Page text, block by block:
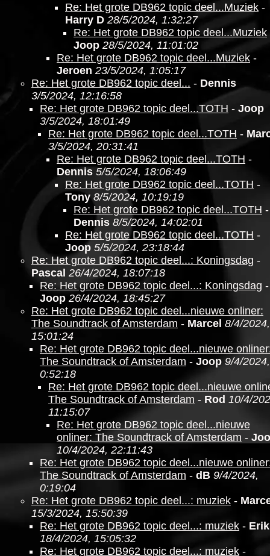
Re: Het grote DB962 topic deel...Muziek -
Harry D 28/5/2024, 1:32:27
Re: Het grote DB962 topic deel...Muziek
Joop 28/5/2024, 11:01:02
Re: Het grote DB962 topic deel...Muziek -
Jeroen 23/5/2024, 1:05:17
Re: Het grote DB962 topic deel... - Dennis
3/5/2024, 12:16:58
Re: Het grote DB962 topic deel...TOTH - Joop
3/5/2024, 18:01:49
Re: Het grote DB962 topic deel...TOTH -
3/5/2024, 20:31:41
Re: Het grote DB962 topic deel...TOTH -
Dennis 5/5/2024, 18:06:49
Re: Het grote DB962 topic deel...TOTH -
Tony 8/5/2024, 10:19:19
Re: Het grote DB962 topic deel...TOTH -
Dennis 8/5/2024, 14:02:01
Re: Het grote DB962 topic deel...TOTH -
Joop 5/5/2024, 23:18:44
Re: Het grote DB962 topic deel...: Koningsdag -
Pascal 26/4/2024, 18:07:18
Re: Het grote DB962 topic deel...: Koningsdag -
Joop 26/4/2024, 18:45:27
Re: Het grote DB962 topic deel...nieuwe onliner:
The Soundtrack of Amsterdam - Marcel 8/4/2024,
15:01:24
Re: Het grote DB962 topic deel...nieuwe
The Soundtrack of Amsterdam - Joop 9/4/2024,
0:52:18
Re: Het grote DB962 topic deel...nieuwe
The Soundtrack of Amsterdam - Rod 10/4/
11:15:07
Re: Het grote DB962 topic deel...nieuwe
onliner: The Soundtrack of Amsterdam -
10/4/2024, 22:11:43
Re: Het grote DB962 topic deel...nieuwe
The Soundtrack of Amsterdam - dB 9/4/2024,
0:19:04
Re: Het grote DB962 topic deel...: muziek -
15/3/2024, 15:50:39
Re: Het grote DB962 topic deel...: muziek - Erik
18/4/2024, 15:05:32
Re: Het grote DB962 topic deel...: muziek -